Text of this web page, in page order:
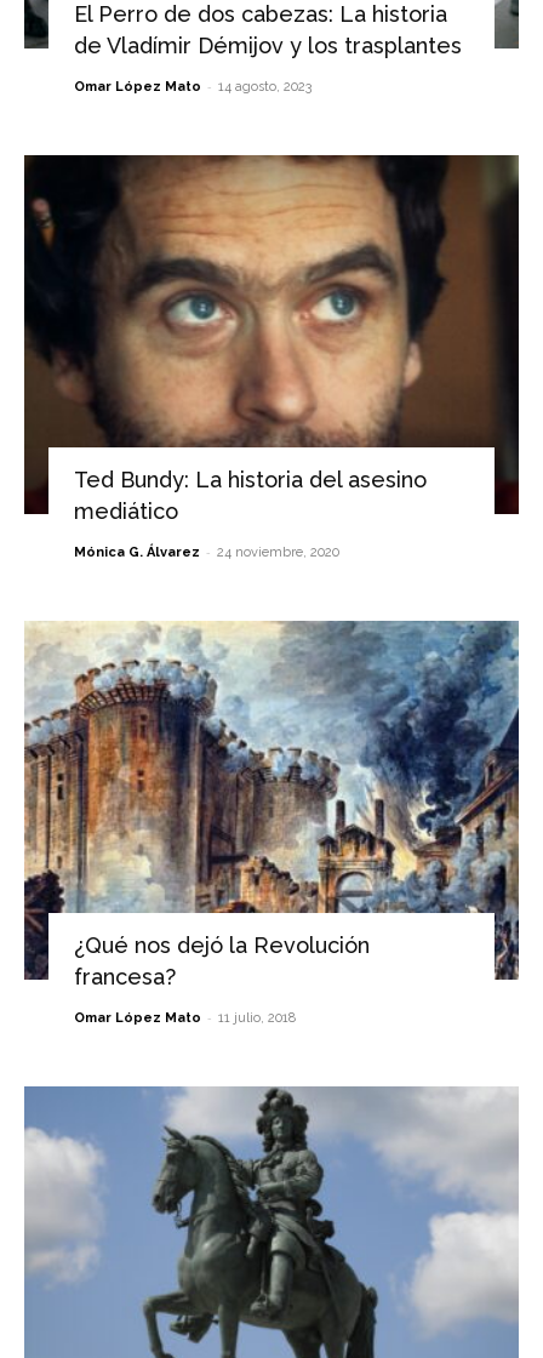
El Perro de dos cabezas: La historia
de Vladímir Démijov y los trasplantes
Omar López Mato - 14 agosto, 2023
Ted Bundy: La historia del asesino
mediático
Mónica G. Álvarez - 24 noviembre, 2020
¿Qué nos dejó la Revolución
francesa?
Omar López Mato - 11 julio, 2018